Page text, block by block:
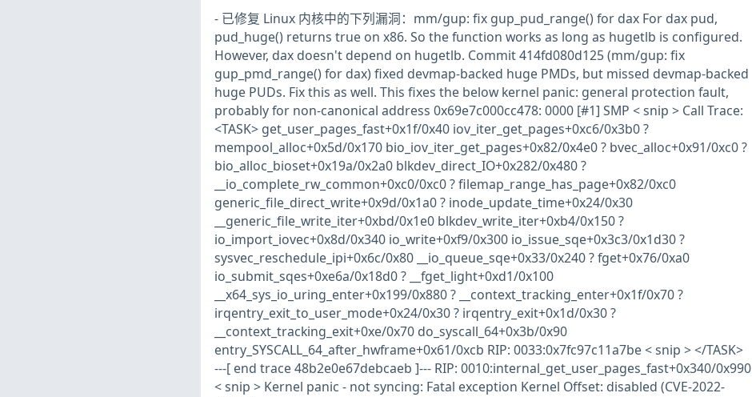
- 已修复 Linux 内核中的下列漏洞：mm/gup: fix gup_pud_range() for dax For dax pud,
pud_huge() returns true on x86. So the function works as long as hugetlb is configured.
However, dax doesn't depend on hugetlb. Commit 414fd080d125 (mm/gup: fix
gup_pmd_range() for dax) fixed devmap-backed huge PMDs, but missed devmap-backed
huge PUDs. Fix this as well. This fixes the below kernel panic: general protection fault,
probably for non-canonical address 0x69e7c000cc478: 0000 [#1] SMP < snip > Call Trace:
<TASK> get_user_pages_fast+0x1f/0x40 iov_iter_get_pages+0xc6/0x3b0 ?
mempool_alloc+0x5d/0x170 bio_iov_iter_get_pages+0x82/0x4e0 ? bvec_alloc+0x91/0xc0 ?
bio_alloc_bioset+0x19a/0x2a0 blkdev_direct_IO+0x282/0x480 ?
__io_complete_rw_common+0xc0/0xc0 ? filemap_range_has_page+0x82/0xc0
generic_file_direct_write+0x9d/0x1a0 ? inode_update_time+0x24/0x30
__generic_file_write_iter+0xbd/0x1e0 blkdev_write_iter+0xb4/0x150 ?
io_import_iovec+0x8d/0x340 io_write+0xf9/0x300 io_issue_sqe+0x3c3/0x1d30 ?
sysvec_reschedule_ipi+0x6c/0x80 __io_queue_sqe+0x33/0x240 ? fget+0x76/0xa0
io_submit_sqes+0xe6a/0x18d0 ? __fget_light+0xd1/0x100
__x64_sys_io_uring_enter+0x199/0x880 ? __context_tracking_enter+0x1f/0x70 ?
irqentry_exit_to_user_mode+0x24/0x30 ? irqentry_exit+0x1d/0x30 ?
__context_tracking_exit+0xe/0x70 do_syscall_64+0x3b/0x90
entry_SYSCALL_64_after_hwframe+0x61/0xcb RIP: 0033:0x7fc97c11a7be < snip > </TASK>
---[ end trace 48b2e0e67debcaeb ]--- RIP: 0010:internal_get_user_pages_fast+0x340/0x990
< snip > Kernel panic - not syncing: Fatal exception Kernel Offset: disabled (CVE-2022-